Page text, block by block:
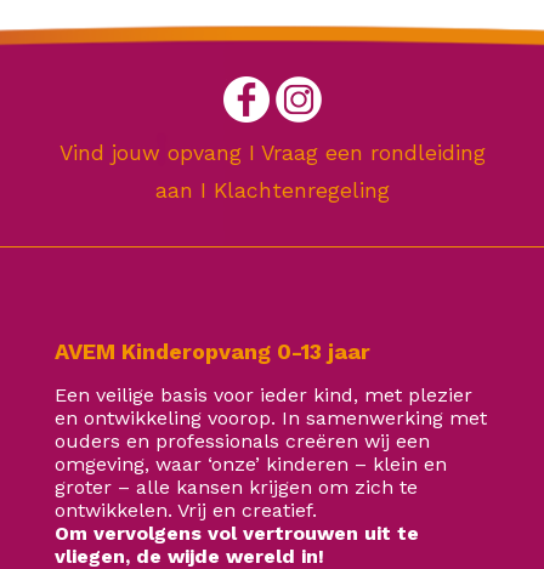
Vind jouw opvangI Vraag een rondleiding
aan I Klachtenregeling
AVEM Kinderopvang 0-13 jaar
Een veilige basis voor ieder kind, met plezier
en ontwikkeling voorop. In samenwerking met
ouders en professionals creëren wij een
omgeving, waar ‘onze’ kinderen – klein en
groter – alle kansen krijgen om zich te
ontwikkelen. Vrij en creatief.
Om vervolgens vol vertrouwen uit te
vliegen, de wijde wereld in!